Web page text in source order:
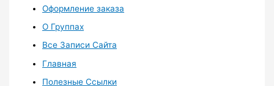
Оформление заказа
О Группах
Все Записи Сайта
Главная
Полезные Ссылки